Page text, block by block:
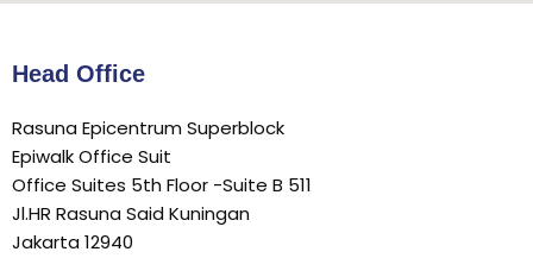
Head Office
Rasuna Epicentrum Superblock
Epiwalk Office Suit
Office Suites 5th Floor -Suite B 511
Jl.HR Rasuna Said Kuningan
Jakarta 12940